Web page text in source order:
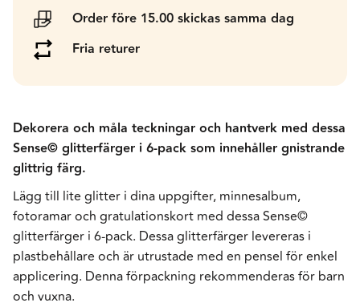
Order före 15.00 skickas samma dag
Fria returer
Dekorera och måla teckningar och hantverk med dessa
Sense© glitterfärger i 6-pack som innehåller gnistrande
glittrig färg.
Lägg till lite glitter i dina uppgifter, minnesalbum,
fotoramar och gratulationskort med dessa Sense©
glitterfärger i 6-pack. Dessa glitterfärger levereras i
plastbehållare och är utrustade med en pensel för enkel
applicering. Denna förpackning rekommenderas för barn
och vuxna.